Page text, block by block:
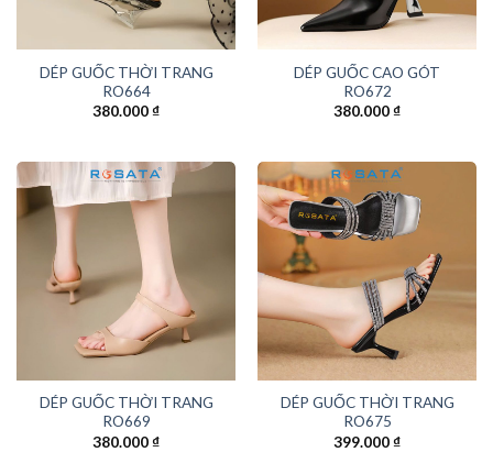
DÉP GUỐC THỜI TRANG
RO664
380.000₫
DÉP GUỐC CAO GÓT
RO672
380.000₫
DÉP GUỐC THỜI TRANG
RO669
380.000₫
DÉP GUỐC THỜI TRANG
RO675
399.000₫